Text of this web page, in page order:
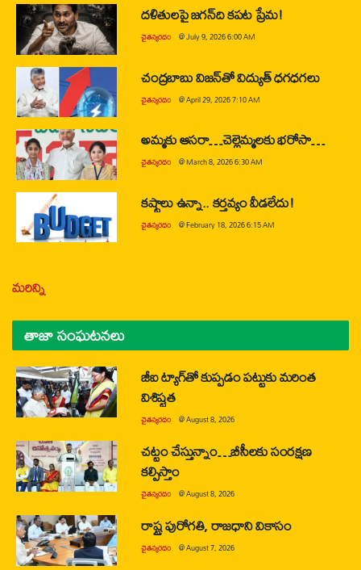
దళితులపై జగన్‌ది కపట ప్రేమ!
చైతన్యరధం @July 9, 2026 6:00 AM
చంద్రబాబు విజన్‌తో విద్యుత్ ధగధగలు
చైతన్యరధం @April 29, 2026 7:10 AM
అమ్మకు ఆసరా…చెల్లెమ్మలకు భరోసా…
చైతన్యరధం @March 8, 2026 6:30 AM
కష్టాలు ఉన్నా.. కర్తవ్యం వీడలేదు!
చైతన్యరధం @February 18, 2026 6:15 AM
మరిన్ని
తాజా సంఘటనలు
జీఐ ట్యాగ్‌తో కుప్పడం పట్టుకు మరింత
విశిష్టత
చైతన్యరధం @August 8, 2026
చట్టం చేస్తున్నాం…బీసీలకు సంరక్షణ
కల్పిస్తాం
చైతన్యరధం @August 8, 2026
రాష్ట్ర పురోగతి, రాజధాని వికాసం
చైతన్యరధం @August 7, 2026